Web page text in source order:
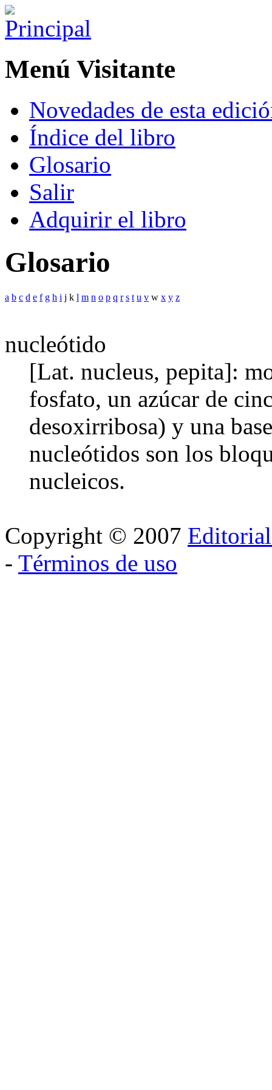
Menú Visitante
Novedades de esta
Índice del libro
Glosario
Salir
Adquirir el libro
Glosario
a b c d e f g h i j k l m n o p q r s t u v w x y z
nucleótido
[Lat. nucleus, pepita]:
fosfato, un azúcar de
desoxirribosa) y una
nucleótidos son los
nucleicos.
Copyright © 2007
- Términos de uso